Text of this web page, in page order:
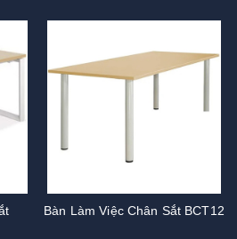
Bàn Làm Việc Chân Sắt BCT12